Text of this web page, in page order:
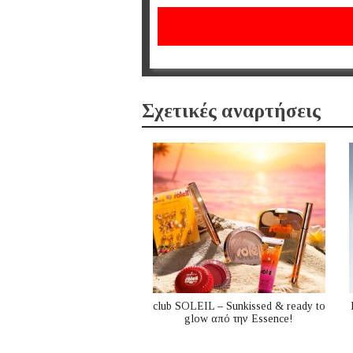
Σχετικές αναρτήσεις
club SOLEIL – Sunkissed & ready to
glow από την Essence!